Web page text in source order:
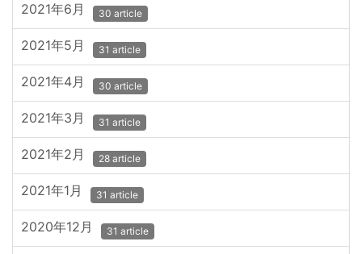
2021年6月 30 article
2021年5月 31 article
2021年4月 30 article
2021年3月 31 article
2021年2月 28 article
2021年1月 31 article
2020年12月 31 article